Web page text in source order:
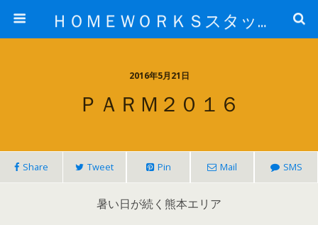
ＨＯＭＥＷＯＲＫＳスタッフ日記ブログ
2016年5月21日
ＰＡＲＭ２０１６
Share Tweet Pin Mail SMS
暑い日が続く熊本エリア